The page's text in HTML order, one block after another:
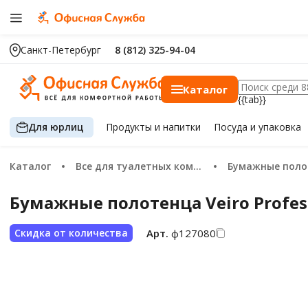
Санкт-Петербург 8 (812) 325-94-04
Каталог
{{tab}}
Для юрлиц Продуктыи напитки Посуда и упаковка
Каталог Все для туалетных комнат Бумажные
Бумажные полотенца Veiro
Скидка от количества Арт. ф127080